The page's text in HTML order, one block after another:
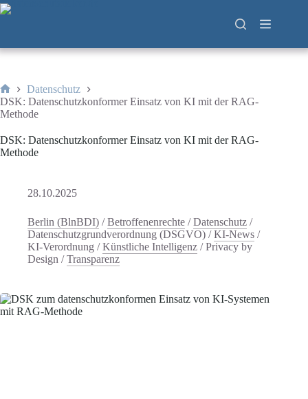
Zum
Inhalt
Start
Datenschutz
DSK: Datenschutzkonformer Einsatz von KI mit der RAG-
Methode
DSK: Datenschutzkonformer Einsatz von KI mit der RAG-
Methode
28.10.2025
Berlin (BlnBDI) /Betroffenenrechte /Datenschutz /
Datenschutzgrundverordnung (DSGVO) /KI-News /
KI-Verordnung /Künstliche Intelligenz /Privacy by
Design /Transparenz